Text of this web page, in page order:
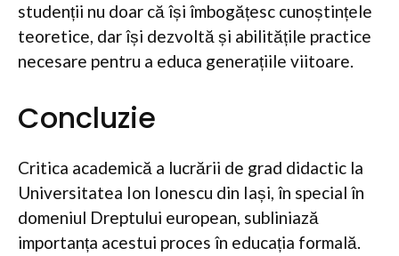
studenții nu doar că își îmbogățesc cunoștințele
teoretice, dar își dezvoltă și abilitățile practice
necesare pentru a educa generațiile viitoare.
Concluzie
Critica academică a lucrării de grad didactic la
Universitatea Ion Ionescu din Iași, în special în
domeniul Dreptului european, subliniază
importanța acestui proces în educația formală.